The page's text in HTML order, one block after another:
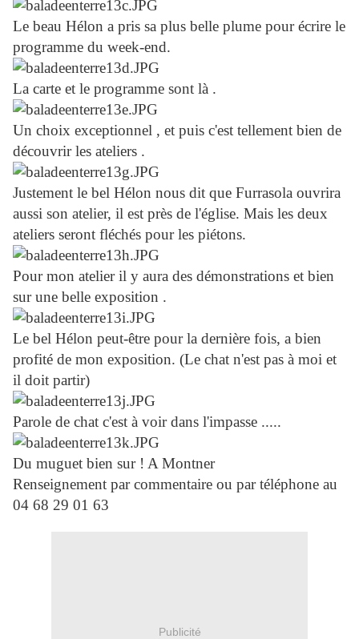
Le beau Hélon a pris sa plus belle plume pour écrire le
programme du week-end.
La carte et le programme sont là .
Un choix exceptionnel , et puis c'est tellement bien de
découvrir les ateliers .
Justement le bel Hélon nous dit que Furrasola ouvrira
aussi son atelier, il est près de l'église. Mais les deux
ateliers seront fléchés pour les piétons.
Pour mon atelier il y aura des démonstrations et bien
sur une belle exposition .
Le bel Hélon peut-être pour la dernière fois, a bien
profité de mon exposition. (Le chat n'est pas à moi et
il doit partir)
Parole de chat c'est à voir dans l'impasse .....
Du muguet bien sur ! A Montner
Renseignement par commentaire ou par téléphone au
04 68 29 01 63
Publicité